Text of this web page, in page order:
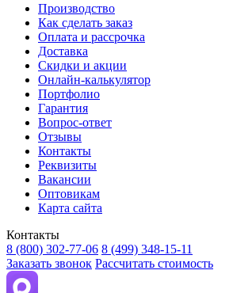
Производство
Как сделать заказ
Оплата и рассрочка
Доставка
Скидки и акции
Онлайн-калькулятор
Портфолио
Гарантия
Вопрос-ответ
Отзывы
Контакты
Реквизиты
Вакансии
Оптовикам
Карта сайта
Контакты
8 (800) 302-77-06 8 (499) 348-15-11
Заказать звонок Рассчитать стоимость